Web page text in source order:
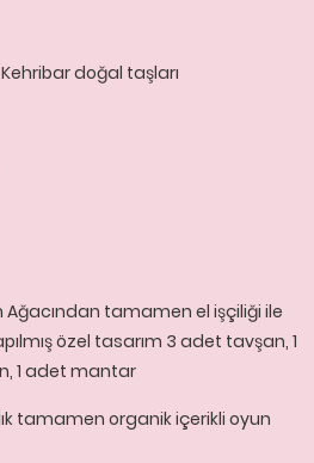
doğal taşları
Ağacından tamamen el işçiliği ile
özel tasarım 3 adet tavşan, 1
1 adet mantar
tamamen organik içerikli oyun